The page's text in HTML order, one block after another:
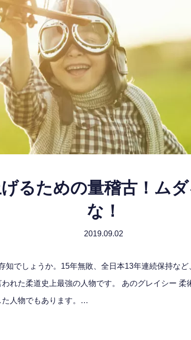
るための量稽古！ム
な！
2019.09.02
知でしょうか。15年無敗、全日本13年連続保持な
れた柔道史上最強の人物です。 あのグレイシー 柔
た人物でもあります。…